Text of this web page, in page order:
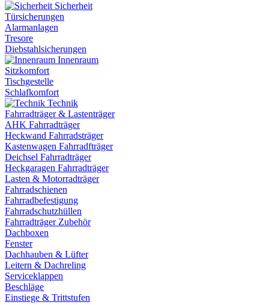
Sicherheit
Türsicherungen
Alarmanlagen
Tresore
Diebstahlsicherungen
Innenraum
Sitzkomfort
Tischgestelle
Schlafkomfort
Technik
Fahrradträger & Lastenträger
AHK Fahrradträger
Heckwand Fahrradsträger
Kastenwagen Fahrradfträger
Deichsel Fahrradträger
Heckgaragen Fahrradträger
Lasten & Motorradträger
Fahrradschienen
Fahrradbefestigung
Fahrradschutzhüllen
Fahrradträger Zubehör
Dachboxen
Fenster
Dachhauben & Lüfter
Leitern & Dachreling
Serviceklappen
Beschläge
Einstiege & Trittstufen